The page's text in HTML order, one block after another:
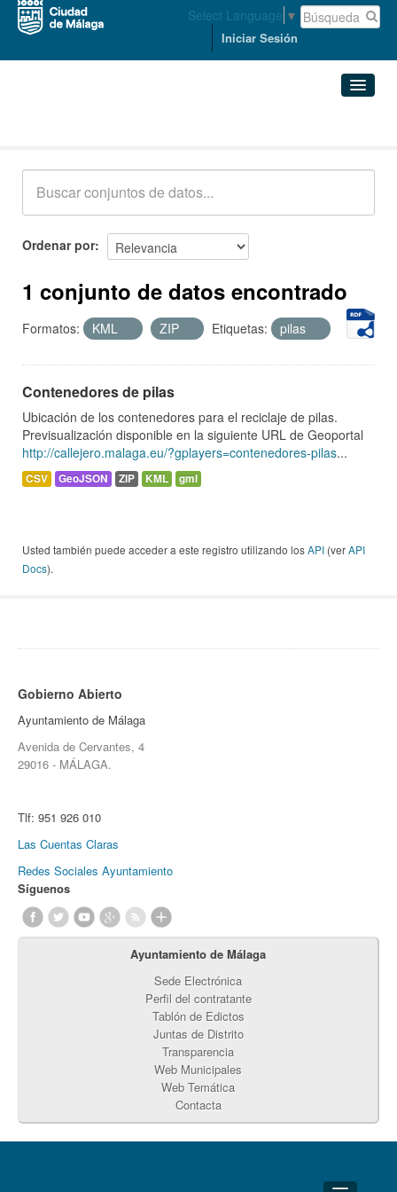
Select Language ▼
Iniciar Sesión
Acerca de
Ordenar por
1 conjunto de datos encontrado
Formatos: KML ZIP Etiquetas: pilas
Contenedores de pilas
Ubicación de los contenedores para el reciclaje de pilas.
Previsualización disponible en la siguiente URL de Geoportal
http://callejero.malaga.eu/?gplayers=contenedores-pilas...
CSV GeoJSON ZIP KML gml
Usted también puede acceder a este registro utilizando losAPI (verAPI
Docs).
Gobierno Abierto
Ayuntamiento de Málaga
Avenida de Cervantes, 4
29016 - MÁLAGA.
Tlf: 951 926 010
Las Cuentas Claras
Redes Sociales Ayuntamiento
Síguenos
Ayuntamiento de Málaga
Sede Electrónica
Perfil del contratante
Tablón de Edictos
Juntas de Distrito
Transparencia
Web Municipales
Web Temática
Contacta